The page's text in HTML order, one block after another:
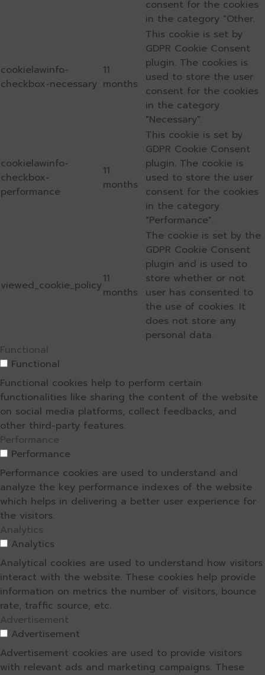
consent for the cookies
in the category "Other.
cookielawinfo-
checkbox-necessary
11
months
This cookie is set by
GDPR Cookie Consent
plugin. The cookies is
used to store the user
consent for the cookies
in the category
"Necessary".
cookielawinfo-
checkbox-
performance
11
months
This cookie is set by
GDPR Cookie Consent
plugin. The cookie is
used to store the user
consent for the cookies
in the category
"Performance".
viewed_cookie_policy11
months
The cookie is set by the
GDPR Cookie Consent
plugin and is used to
store whether or not
user has consented to
the use of cookies. It
does not store any
personal data.
Functional
Functional
Functional cookies help to perform certain
functionalities like sharing the content of the website
on social media platforms, collect feedbacks, and
other third-party features.
Performance
Performance
Performance cookies are used to understand and
analyze the key performance indexes of the website
which helps in delivering a better user experience for
the visitors.
Analytics
Analytics
Analytical cookies are used to understand how visitors
interact with the website. These cookies help provide
information on metrics the number of visitors, bounce
rate, traffic source, etc.
Advertisement
Advertisement
Advertisement cookies are used to provide visitors
with relevant ads and marketing campaigns. These